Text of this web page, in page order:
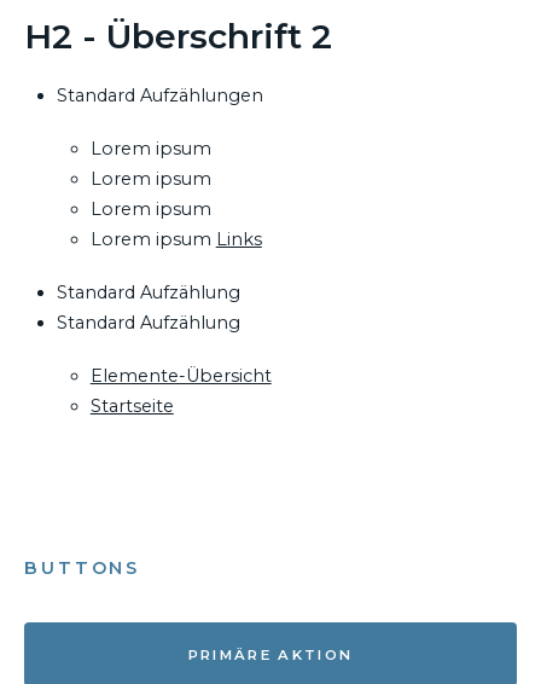
H2 - Überschrift 2
Standard Aufzählungen
Lorem ipsum
Lorem ipsum
Lorem ipsum
Lorem ipsum Links
Standard Aufzählung
Standard Aufzählung
Elemente-Übersicht
Startseite
BUTTONS
PRIMÄRE AKTION